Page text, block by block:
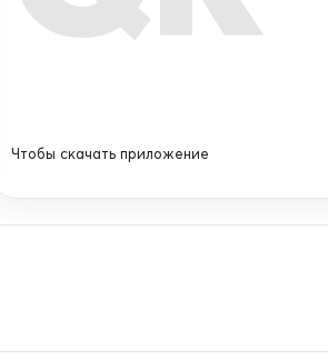
Чтобы скачать приложение